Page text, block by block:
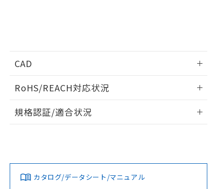
CAD
ドすることができます。
ログイン/会員登録
ダウンロードデータをご利用いただく前に、以下を必ずお読
みください。
ソフトウェアの使用条件
RoHS/REACH対応状況
EU RoHS 注意事項・凡例
対応済み
規格認証/適合状況
カタログ/データシート/マニュアル
ものではありません。
荷製品に未対応品が混在することから備考
欄に対応日を記載しておりました。
既に当社にて対応品への在庫切替を完了
していることから、特段のことがない限
り、2022年1月12日より割愛しておりま